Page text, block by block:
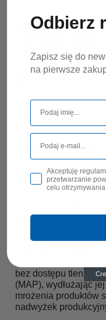
Producent:
Kod produktu: YG-09331
OPIS
Importer produktów
nie przyjmuje
zamówienie wynosi
pamiętać
Worki do
160x230mm -
bez dostępu tlenu
(MAP), wydłużając
mrożenia produktów
nadwyżek
Odbierz
Zapisz się do
na pierwsze
Akceptuję
przetwarzanie
celu otrzymywania